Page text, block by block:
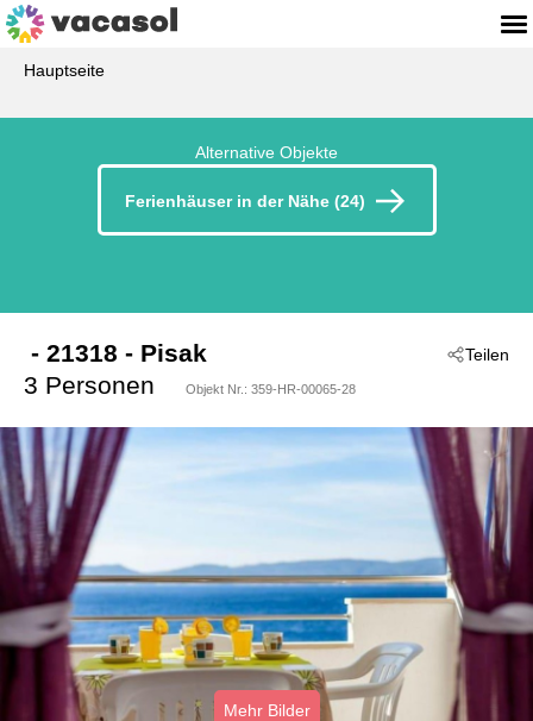
Hauptseite
Alternative Objekte
Ferienhäuser in der Nähe (24)
Teilen
- 21318 - Pisak
3 Personen
Objekt Nr.: 359-HR-00065-28
Mehr Bilder